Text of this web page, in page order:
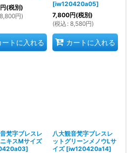
円(税別)
8,800円)
ートに入れる
[iw120420a05]
7,800円(税別)
(税込 : 8,580円)
カートに入れる
梵字ブレスレ
キスMサイズ
]
八大観音梵字ブレスレ
ットグリーンメノウLサ
イズ [iw120420a14]